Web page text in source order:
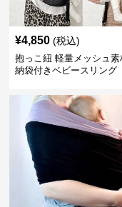
¥4,850 (税込)
抱っこ紐 軽量メッシュ素
納袋付きベビースリング